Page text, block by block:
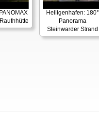
Heiligenhafen: 180°
Panorama
Steinwarder Strand